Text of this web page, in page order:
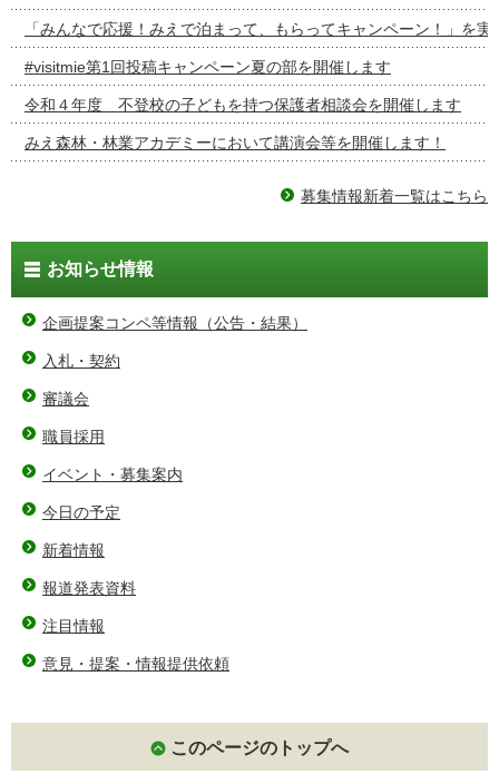
「みんなで応援！みえで泊まって、もらってキャンペーン！」を実
#visitmie第1回投稿キャンペーン夏の部を開催します
令和４年度 不登校の子どもを持つ保護者相談会を開催します
みえ森林・林業アカデミーにおいて講演会等を開催します！
募集情報新着一覧はこちら
お知らせ情報
企画提案コンペ等情報（公告・結果）
入札・契約
審議会
職員採用
イベント・募集案内
今日の予定
新着情報
報道発表資料
注目情報
意見・提案・情報提供依頼
このページのトップへ